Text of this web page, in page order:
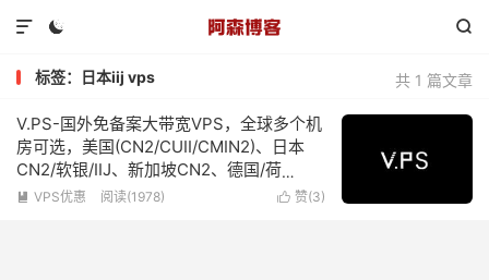
 

共 1 篇文章
标签：日本iij vps
V.PS-国外免备案大带宽VPS，全球多个机
房可选，美国(CN2/CUII/CMIN2)、日本
CN2/软银/IIJ、新加坡CN2、德国/荷
兰/CN2+CUII、英国CUII，特价优惠低至
 赞(3)
 VPS优惠 阅读(1978)